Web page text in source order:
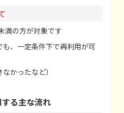
満の方が対象です
、一定条件下で再利用が可
かったなど）
る主な流れ